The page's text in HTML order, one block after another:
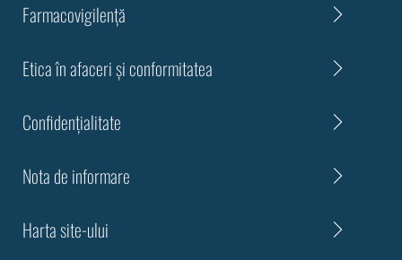
Farmacovigilență
Etica în afaceri și conformitatea
Confidenţialitate
Nota de informare
Harta site-ului